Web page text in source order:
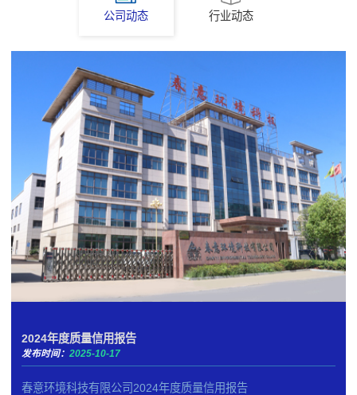
公司动态 行业动态
2024年度质量信用报告
发布时间： 2025-10-17
春意环境科技有限公司2024年度质量信用报告